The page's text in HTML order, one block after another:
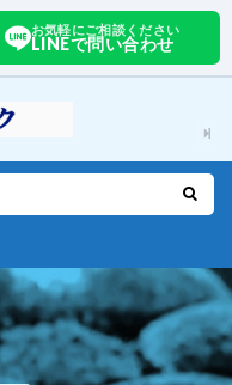
お気軽にご相談ください
LINEで問い合わせ